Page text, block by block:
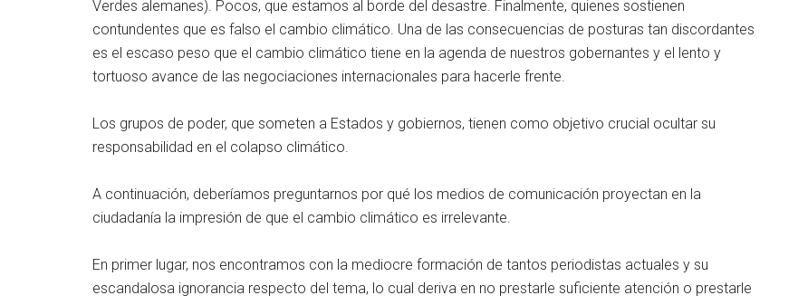
Verdes alemanes). Pocos, que estamos al borde del desastre. Finalmente, quienes sostienen
contundentes que es falso el cambio climático. Una de las consecuencias de posturas tan discordantes
es el escaso peso que el cambio climático tiene en la agenda de nuestros gobernantes y el lento y
tortuoso avance de las negociaciones internacionales para hacerle frente.
Los grupos de poder, que someten a Estados y gobiernos, tienen como objetivo crucial ocultar su
responsabilidad en el colapso climático.
A continuación, deberíamos preguntarnos por qué los medios de comunicación proyectan en la
ciudadanía la impresión de que el cambio climático es irrelevante.
En primer lugar, nos encontramos con la mediocre formación de tantos periodistas actuales y su
escandalosa ignorancia respecto del tema, lo cual deriva en no prestarle suficiente atención o prestarle